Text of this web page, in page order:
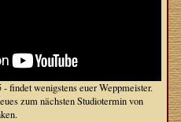
findet wenigstens euer Weppmeister.
zum nächsten Studiotermin von